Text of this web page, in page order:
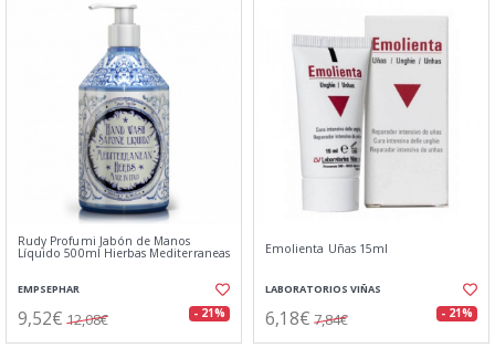
Rudy Profumi Jabón de Manos
Líquido 500ml Hierbas Mediterraneas
EMPSEPHAR
9,52€ 12,08€ - 21%
Emolienta Uñas 15ml
LABORATORIOS VIÑAS
6,18€ 7,84€ - 21%